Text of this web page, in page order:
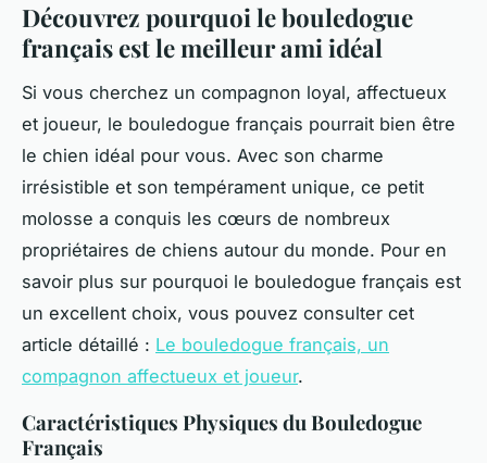
Découvrez pourquoi le bouledogue
français est le meilleur ami idéal
Si vous cherchez un compagnon loyal, affectueux
et joueur, le bouledogue français pourrait bien être
le chien idéal pour vous. Avec son charme
irrésistible et son tempérament unique, ce petit
molosse a conquis les cœurs de nombreux
propriétaires de chiens autour du monde. Pour en
savoir plus sur pourquoi le bouledogue français est
un excellent choix, vous pouvez consulter cet
article détaillé : Le bouledogue français, un
compagnon affectueux et joueur.
Caractéristiques Physiques du Bouledogue
Français